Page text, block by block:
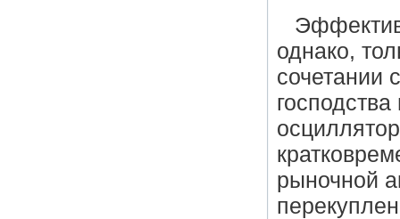
однако,
сочетании
рыночной